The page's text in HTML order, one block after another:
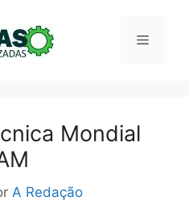
Menu
Mondial
A Redação